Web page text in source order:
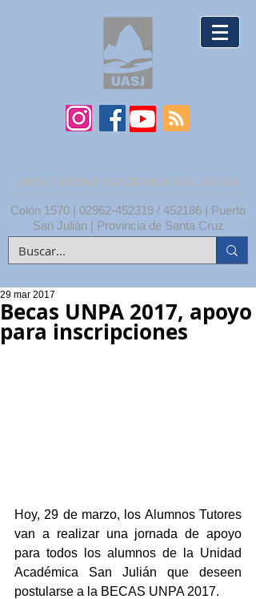
UNPA | UNIDAD ACADÉMICA SAN JULIÁN
Colón 1570 | 02962-452319 / 452186 | Puerto
San Julián | Provincia de Santa Cruz
Becas UNPA 2017, apoyo
para inscripciones
29 mar 2017
Hoy, 29 de marzo, los Alumnos Tutores
van a realizar una jornada de apoyo
para todos los alumnos de la Unidad
Académica San Julián que deseen
postularse a la BECAS UNPA 2017.